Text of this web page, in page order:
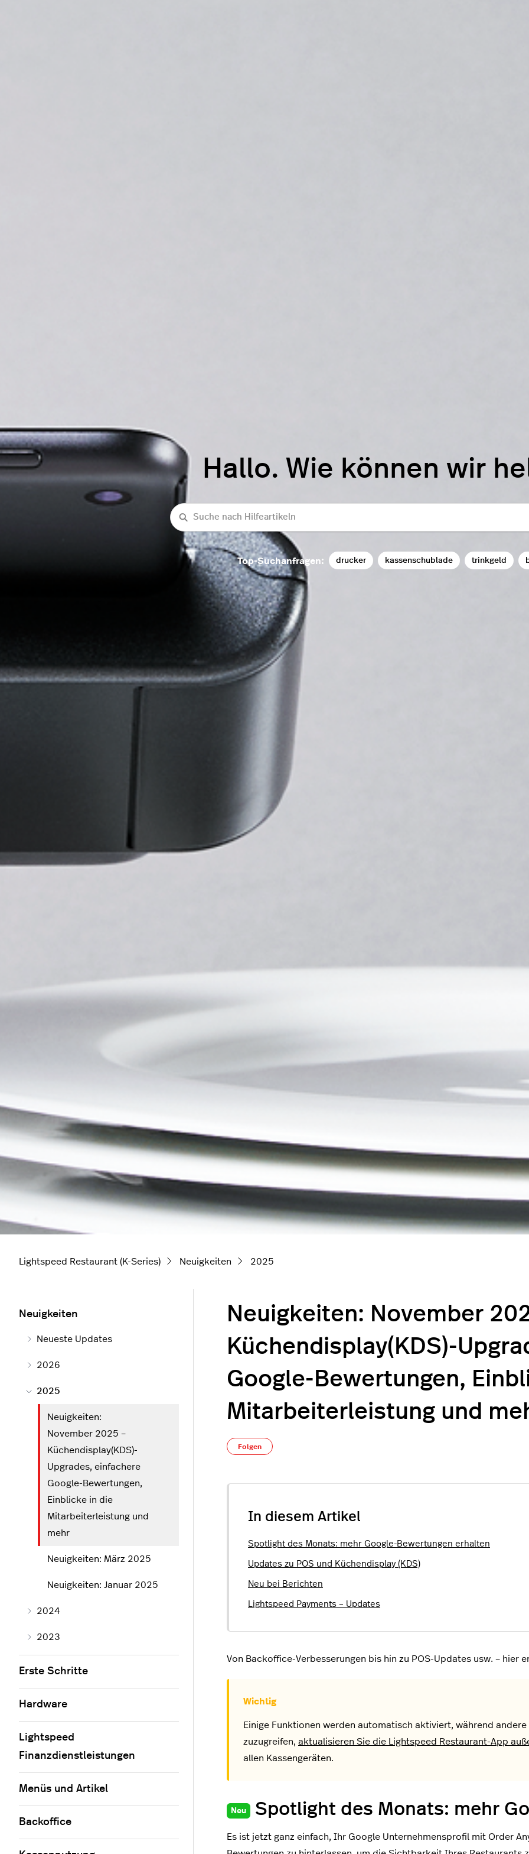
Hallo. Wie können wir
Suche
Top-Suchanfragen: drucker kassenschublade trinkgeld
Lightspeed Restaurant (K-Series) Neuigkeiten 2025
Neuigkeiten: November
Küchendisplay(KDS)-
Google-Bewertungen,
Mitarbeiterleistung und
Folgen
In diesem Artikel
Spotlight des Monats: mehr Google-Bewertungen erhalten
Updates zu POS und Küchendisplay (KDS)
Neu bei Berichten
Lightspeed Payments – Updates
Von Backoffice-Verbesserungen bis hin zu POS-Updates usw. – hier
Einige Funktionen werden automatisch aktiviert, während
zuzugreifen, aktualisieren Sie die Lightspeed Restaurant-App
allen Kassengeräten.
Neu Spotlight des Monats: mehr
Es ist jetzt ganz einfach, Ihr Google Unternehmensprofil mit Order
Neuigkeiten
Neueste Updates
2026
2025
Neuigkeiten:
November 2025 –
Küchendisplay(KDS)-
Upgrades, einfachere
Google-Bewertungen,
Einblicke in die
Mitarbeiterleistung und
mehr
Neuigkeiten: März 2025
Neuigkeiten: Januar 2025
2024
2023
Erste Schritte
Hardware
Lightspeed
Finanzdienstleistungen
Menüs und Artikel
Backoffice